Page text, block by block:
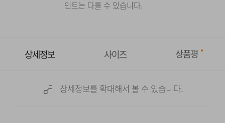
인트는 다를 수 있습니다.
상세정보 사이즈 상품평
상세정보를 확대해서 볼 수 있습니다.